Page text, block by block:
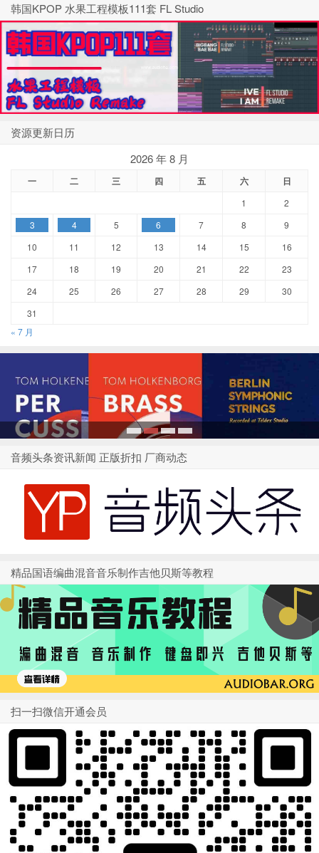
韩国KPOP 水果工程模板111套 FL Studio
资源更新日历
2026 年 8 月
一 二 三 四 五 六 日
1
2
3
4 5 6 7 8
9
10
11 12 13 14 15
16
17
18 19 20 21 22
23
24
25 26 27 28 29
30
31
« 7 月
音频头条资讯新闻 正版折扣 厂商动态
精品国语编曲混音音乐制作吉他贝斯等教程
扫一扫微信开通会员